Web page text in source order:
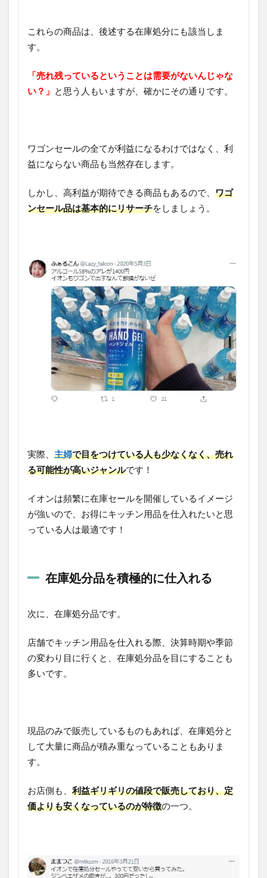
これらの商品は、後述する在庫処分にも該当しま
す。
「売れ残っているということは需要がないんじゃな
い？」 と思う人もいますが、確かにその通りです。
ワゴンセールの全てが利益になるわけではなく、利
益にならない商品も当然存在します。
しかし、高利益が期待できる商品もあるので、 ワゴ
ンセール品は基本的にリサーチをしましょう。
実際、 主婦で目をつけている人も少なくなく、売れ
る可能性が高いジャンルです！
イオンは頻繁に在庫セールを開催しているイメージ
が強いので、お得にキッチン用品を仕入れたいと思
っている人は最適です！
在庫処分品を積極的に仕入れる
次に、在庫処分品です。
店舗でキッチン用品を仕入れる際、決算時期や季節
の変わり目に行くと、在庫処分品を目にすることも
多いです。
現品のみで販売しているものもあれば、在庫処分と
して大量に商品が積み重なっていることもありま
す。
お店側も、 利益ギリギリの値段で販売しており、定
価よりも安くなっているのが特徴の一つ。